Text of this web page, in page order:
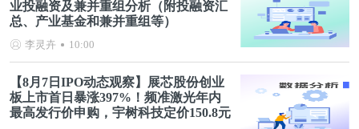
业投融资及兼并重组分析（附投融资汇
总、产业基金和兼并重组等）
李灵卉 10:00
【8月7日IPO动态观察】展芯股份创业
板上市首日暴涨397%！频准激光年内
最高发行价申购，宇树科技定价150.8元